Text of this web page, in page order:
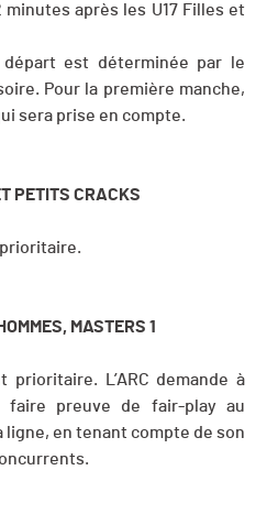
minutes après les U17 Filles et
est déterminée par le
Pour la première manche,
sera prise en compte.
PETITS CRACKS
MASTERS 1
prioritaire. L’ARC demande à
preuve de fair-play au
ligne, en tenant compte de son